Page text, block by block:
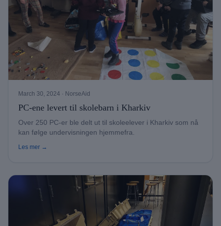
March 30, 2024 · NorseAid
PC-ene levert til skolebarn i Kharkiv
Over 250 PC-er ble delt ut til skoleelever i Kharkiv som nå
kan følge undervisningen hjemmefra.
Les mer →